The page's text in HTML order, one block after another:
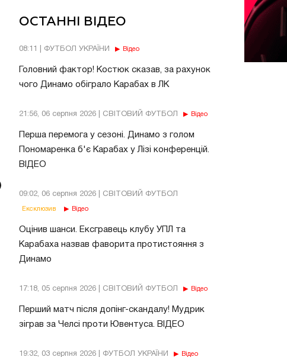
ОСТАННІ ВІДЕО
08:11 | ФУТБОЛ УКРАЇНИ Відео
Головний фактор! Костюк сказав, за рахунок
чого Динамо обіграло Карабах в ЛК
21:56, 06 серпня 2026 | СВІТОВИЙ ФУТБОЛ Відео
Перша перемога у сезоні. Динамо з голом
Пономаренка б'є Карабах у Лізі конференцій.
ВІДЕО
09:02, 06 серпня 2026 | СВІТОВИЙ ФУТБОЛ
Ексклюзив Відео
Оцінив шанси. Ексгравець клубу УПЛ та
Карабаха назвав фаворита протистояння з
Динамо
17:18, 05 серпня 2026 | СВІТОВИЙ ФУТБОЛ Відео
Перший матч після допінг-скандалу! Мудрик
зіграв за Челсі проти Ювентуса. ВІДЕО
19:32, 03 серпня 2026 | ФУТБОЛ УКРАЇНИ Відео